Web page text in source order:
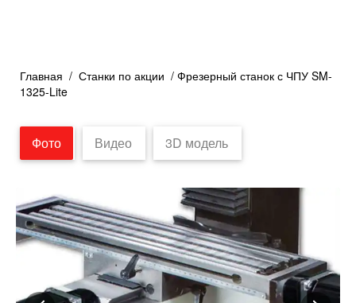
Главная / Станки по акции / Фрезерный станок с ЧПУ SM-
1325-Lite
Фото Видео 3D модель